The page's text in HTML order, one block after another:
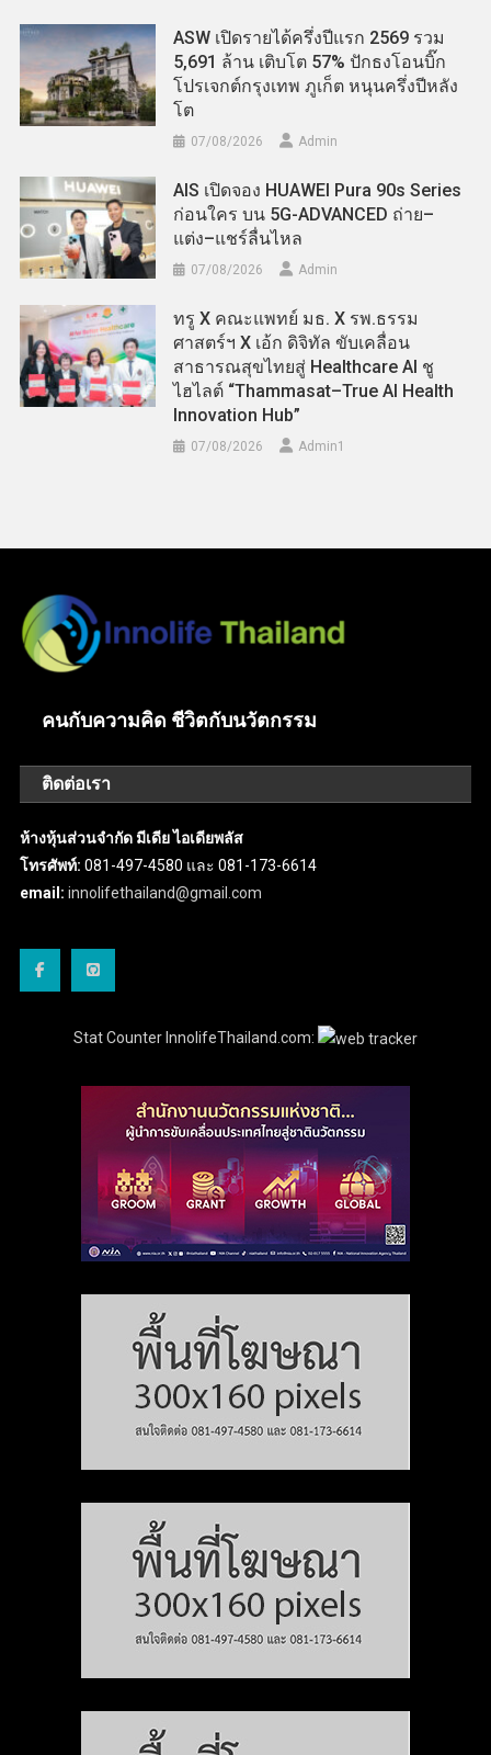
ASW เปิดรายได้ครึ่งปีแรก 2569 รวม
5,691 ล้าน เติบโต 57% ปักธงโอนบิ๊ก
โปรเจกต์กรุงเทพ ภูเก็ต หนุนครึ่งปีหลัง
โต
07/08/2026 Admin
AIS เปิดจอง HUAWEI Pura 90s Series
ก่อนใคร บน 5G-ADVANCED ถ่าย–
แต่ง–แชร์ลื่นไหล
07/08/2026 Admin
ทรู X คณะแพทย์ มธ. X รพ.ธรรม
ศาสตร์ฯ X เอ้ก ดิจิทัล ขับเคลื่อน
สาธารณสุขไทยสู่ Healthcare AI ชู
ไฮไลต์ “Thammasat–True AI Health
Innovation Hub”
07/08/2026 Admin​1
คนกับความคิด ชีวิตกับนวัตกรรม
ติดต่อเรา
ห้างหุ้นส่วนจำกัด มีเดีย ไอเดียพลัส
โทรศัพท์: 081-497-4580 และ 081-173-6614
email: innolifethailand@gmail.com
Stat Counter InnolifeThailand.com: